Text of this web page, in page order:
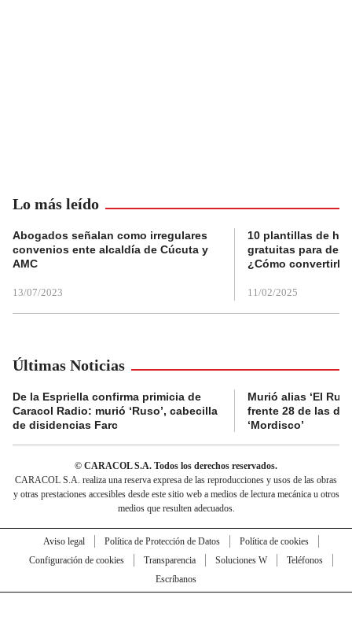
Lo más leído
Abogados señalan como irregulares
convenios ente alcaldía de Cúcuta y
AMC
13/07/2023
10 plantillas de
gratuitas para
¿Cómo convertirla
11/02/2025
Últimas Noticias
De la Espriella confirma primicia de
Caracol Radio: murió ‘Ruso’, cabecilla
de disidencias Farc
Murió alias ‘El
frente 28 de las
‘Mordisco’
© CARACOL S.A. Todos los derechos reservados.
CARACOL S.A. realiza una reserva expresa de las reproducciones y usos de las obras
y otras prestaciones accesibles desde este sitio web a medios de lectura mecánica u otros
medios que resulten adecuados.
Aviso legal Política de Protección de Datos
Política de cookies
Configuración de cookies
Transparencia Soluciones W
Teléfonos
Escríbanos